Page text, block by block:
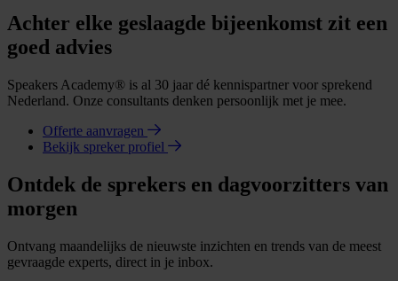
Achter elke geslaagde bijeenkomst zit een
goed advies
Speakers Academy® is al 30 jaar dé kennispartner voor sprekend
Nederland. Onze consultants denken persoonlijk met je mee.
Offerte aanvragen
Bekijk spreker profiel
Ontdek de sprekers en dagvoorzitters van
morgen
Ontvang maandelijks de nieuwste inzichten en trends van de meest
gevraagde experts, direct in je inbox.